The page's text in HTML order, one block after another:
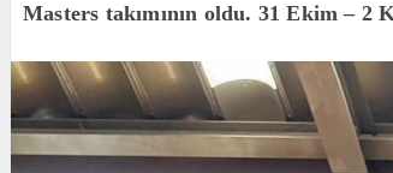
Masters takımının oldu. 31 Ekim – 2